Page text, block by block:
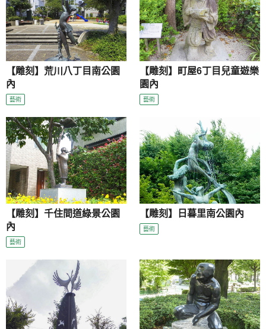
【雕刻】荒川八丁目南公園
內
藝術
【雕刻】町屋6丁目兒童遊樂
園內
藝術
【雕刻】千住間道綠景公園
內
藝術
【雕刻】日暮里南公園內
藝術